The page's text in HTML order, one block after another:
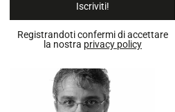
Iscriviti!
Registrandoti confermi di accettare
la nostra privacy policy